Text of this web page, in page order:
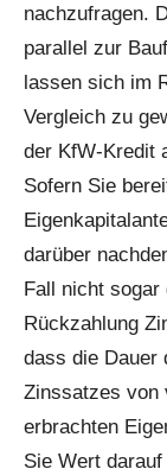
nachzufragen.
parallel zur
lassen sich im
Vergleich zu
der KfW-Kredit
Sofern Sie
darüber
Fall nicht sogar
Rückzahlung
dass die Dauer
Zinssatzes von
erbrachten
Sie Wert